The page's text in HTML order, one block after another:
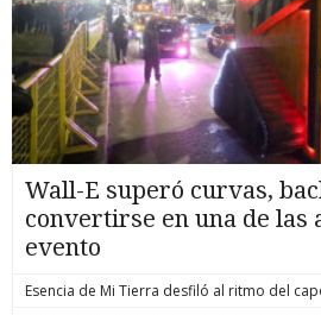
Wall-E superó curvas,
convertirse en una de las
evento
Esencia de Mi Tierra desfiló al ritmo del